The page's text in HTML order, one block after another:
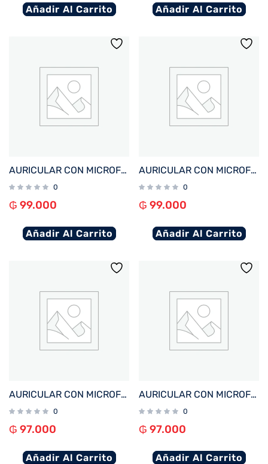
Añadir Al Carrito Añadir Al Carrito
AURICULAR CON MICROFONO FTX E80-WH BT/MIC/ENC/TOUCH/IPX6 BLANCO
0
₲ 99.000
Añadir Al Carrito
AURICULAR CON MICROFONO FTX E80-BK BT/MIC/ENC/TOUCH/IPX6 NEGRO
0
₲ 99.000
Añadir Al Carrito
AURICULAR CON MICROFONO FTX E68-BG BT/MIC/ENC/TOUCH/IPX6 BEIGE
0
₲ 97.000
Añadir Al Carrito
AURICULAR CON MICROFONO FTX E68-PK BT/MIC/ENC/TOUCH/IPX6 ROSA
0
₲ 97.000
Añadir Al Carrito